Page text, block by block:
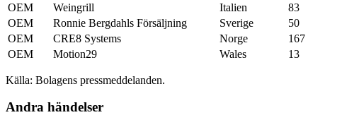
OEM
Weingrill Italien
83
OEM
Ronnie Bergdahls Försäljning Sverige
50
OEM
CRE8 Systems Norge
167
OEM
Motion29 Wales 13
Källa: Bolagens pressmeddelanden.
Andra händelser